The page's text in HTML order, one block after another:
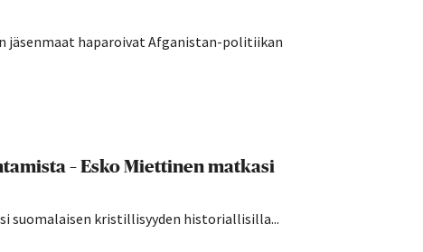
jäsenmaat haparoivat Afganistan-politiikan
– Esko Miettinen matkasi
suomalaisen kristillisyyden historiallisilla...